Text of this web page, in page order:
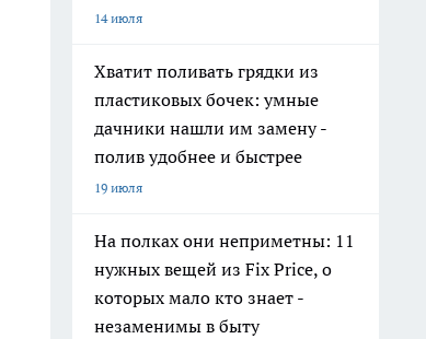
14 июля
Хватит поливать грядки из
пластиковых бочек: умные
дачники нашли им замену -
полив удобнее и быстрее
19 июля
На полках они неприметны: 11
нужных вещей из Fix Price, о
которых мало кто знает -
незаменимы в быту